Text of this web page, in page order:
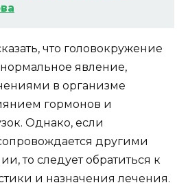
что головокружение
явление,
в организме
гормонов и
Однако, если
другими
то следует обратиться к
и назначения лечения.